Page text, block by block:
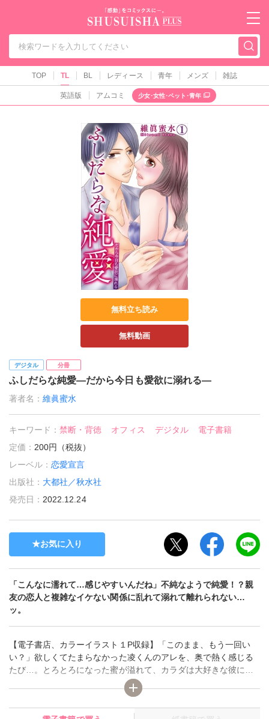
秋水社PLUS（テ
TOP TL BL レディース 青年 メンズ 雑誌
英語版 アムコミ 少女･女性･ペット･青年
無料立ち読み
無料動画
デジタル 分冊
ふしだらな純愛―だから今日も愛欲に溺れる―
著者名：維眞蜜水
キーワード：禁断・背徳 オフィス デジタル
電子書籍
定価： 200円（税抜）
レーベル：恋愛宣言
出版社： 大都社／秋水社
発売日： 2022.12.24
お気に入り
「こんなに濡れて…感じやすいんだね」不純なようで純愛！？親
友の恋人と複雑なイケない関係に乱れて溺れて離れられない…
ッ。
【電子書店、カラーイラスト１P収録】「このまま、もう一回い
い？」欲しくてたまらなかった凌くんのアレを、奥で熱く感じる
たび…。とろとろになった蜜が溢れて、カラダは大好きな彼にさ
らに溺れていく――。親友の恋人・凌に片想い中の理々。同じ職
場で働く凌のさり気ない優しさに、気持は募っていくばかり。あ
る日、その親友から二人の関係がマンネリ化していることを知っ